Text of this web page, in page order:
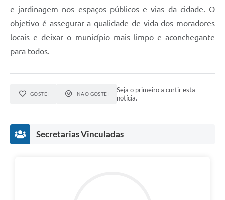
e jardinagem nos espaços públicos e vias da cidade. O
objetivo é assegurar a qualidade de vida dos moradores
locais e deixar o município mais limpo e aconchegante
para todos.
GOSTEI NÃO GOSTEI
Seja o primeiro a curtir esta
notícia.
Secretarias Vinculadas